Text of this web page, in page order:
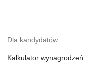
Dla kandydatów
Kalkulator wynagrodzeń